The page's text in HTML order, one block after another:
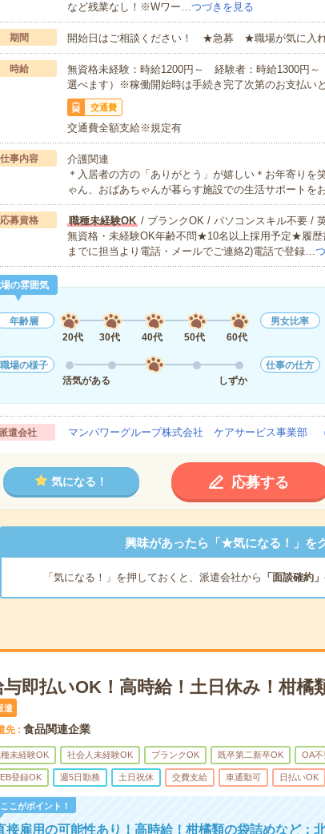
など残業なし！※Wワー…つづきを見る
期間 開始日はご相談ください！ ★急募 ★職場が気に入れ
時給
無資格未経験：時給1200円～ 経験者：時給1300円
選べます）※稼働開始時は手続き完了次第のお支払いと
交通費
交通費全額支給※規定有
仕事内容
介護関連
＊入居者の方の「ありがとう」が嬉しい＊お年寄りを
ゃん、おばあちゃんが暮らす施設での生活サポートを
応募資格 職種未経験OK/ ブランクOK / パソコンスキル不要 /
無資格・未経験OK年齢不問★10名以上採用予定★履
までに担当より電話・メールでご連絡2)電話で登録…
の雰囲気
年齢層
20代
30代 40代 50代 60代
男女比率
職場の様子
活気がある
しずか
仕事の仕方
遣会社 マンパワーグループ株式会社 ケアサービス事業部 （
気になる！ 応募する
興味があったら「★気になる！」を
「気になる！」を押しておくと、派遣会社から 「面談確約」
与即払いOK！高時給！土日休み！柑橘
遣
先 食品関連企業
未経験OK 社会人未経験OK ブランクOK 既卒第二新卒OK OA不
登録OK 週5日勤務 土日祝休 交費支給 車通勤可 日払いOK
ここがポイント！
接雇用の可能性あり！高時給！柑橘類の袋詰めなど：